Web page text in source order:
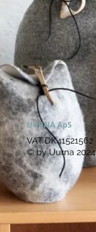
UURNA ApS
VAT DK41521562
© by Uurna 2024